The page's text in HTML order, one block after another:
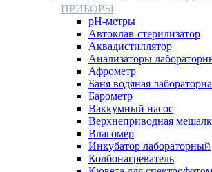
ПРИБОРЫ
pH-метры
Автоклав-стерилизатор
Аквадистиллятор
Анализаторы
Афрометр
Баня водяная
Барометр
Ваккумный насос
Верхнеприводная
Влагомер
Инкубатор лабораторный
Колбонагреватель